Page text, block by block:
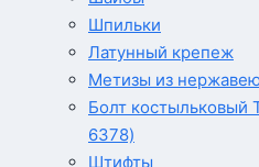
Шпильки
Латунный крепеж
Метизы из
Болт костыльковый
6378)
Штифты